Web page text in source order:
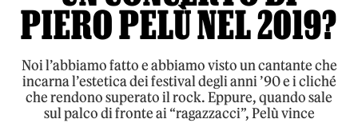
PIERO PELÙ NEL 2019?
Noi l’abbiamo fatto e abbiamo visto un cantante che
incarna l’estetica dei festival degli anni ’90 e i cliché
che rendono superato il rock. Eppure, quando sale
sul palco di fronte ai “ragazzacci”, Pelù vince